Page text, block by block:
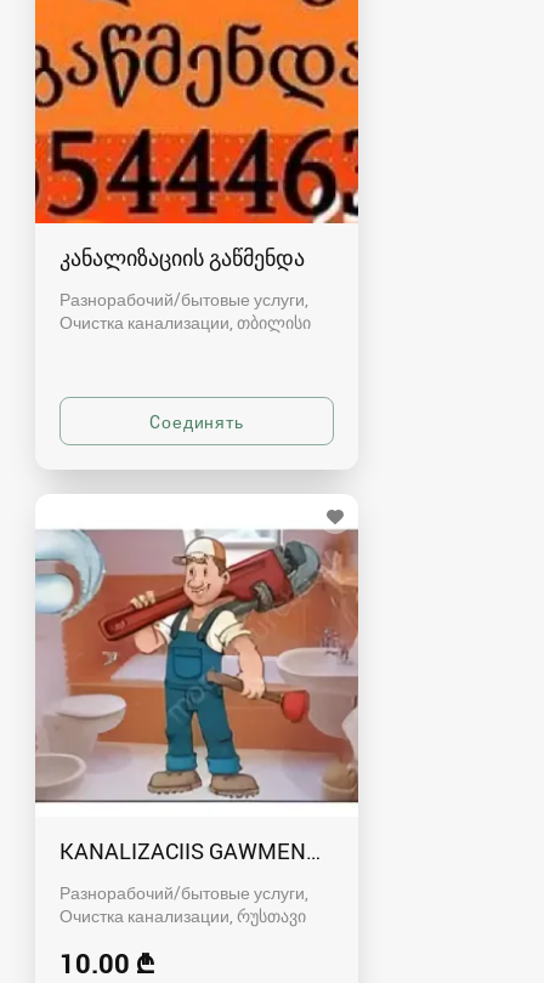
კანალიზაციის გაწმენდა
Разнорабочий/бытовые услуги,
Очистка канализации თბილისი
KANALIZACIIS GAWMENDA RUSTAVSHI -
Разнорабочий/бытовые услуги,
Очистка канализации რუსთავი
10.00 ₾